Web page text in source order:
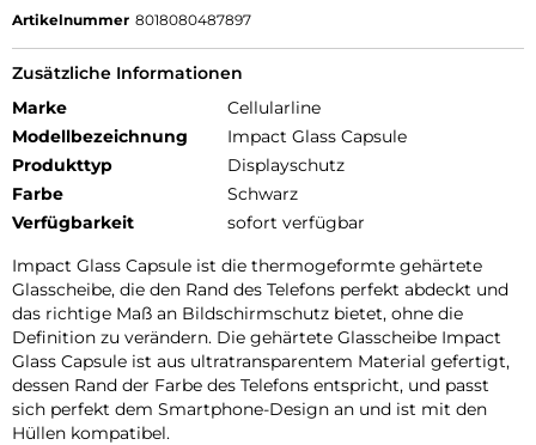
Artikelnummer 8018080487897
Zusätzliche Informationen
Marke
Cellularline
Modellbezeichnung
Impact Glass Capsule
Produkttyp
Displayschutz
Farbe
Schwarz
Verfügbarkeit
sofort verfügbar
Impact Glass Capsule ist die thermogeformte gehärtete
Glasscheibe, die den Rand des Telefons perfekt abdeckt und
das richtige Maß an Bildschirmschutz bietet, ohne die
Definition zu verändern. Die gehärtete Glasscheibe Impact
Glass Capsule ist aus ultratransparentem Material gefertigt,
dessen Rand der Farbe des Telefons entspricht, und passt
sich perfekt dem Smartphone-Design an und ist mit den
Hüllen kompatibel.